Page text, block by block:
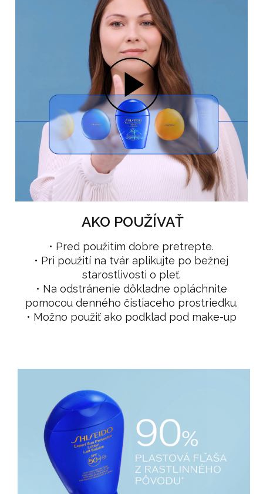
AKO POUŽÍVAŤ
• Pred použitím dobre pretrepte.
• Pri použití na tvár aplikujte po bežnej
starostlivosti o pleť.
• Na odstránenie dôkladne opláchnite
pomocou denného čistiaceho prostriedku.
• Možno použiť ako podklad pod make-up